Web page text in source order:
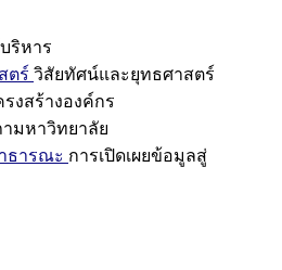
ริหาร
ตร์ วิสัยทัศน์และยุทธศาสตร์
รงสร้างองค์กร
มหาวิทยาลัย
ธารณะ การเปิดเผยข้อมูลสู่